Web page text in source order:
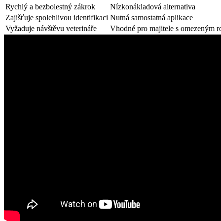
Rychlý a bezbolestný zákrok
Nízkonákladová alternativa
Zajišťuje spolehlivou identifikaci Nutná samostatná aplikace
Vyžaduje návštěvu veterináře
Vhodné pro majitele s omezeným